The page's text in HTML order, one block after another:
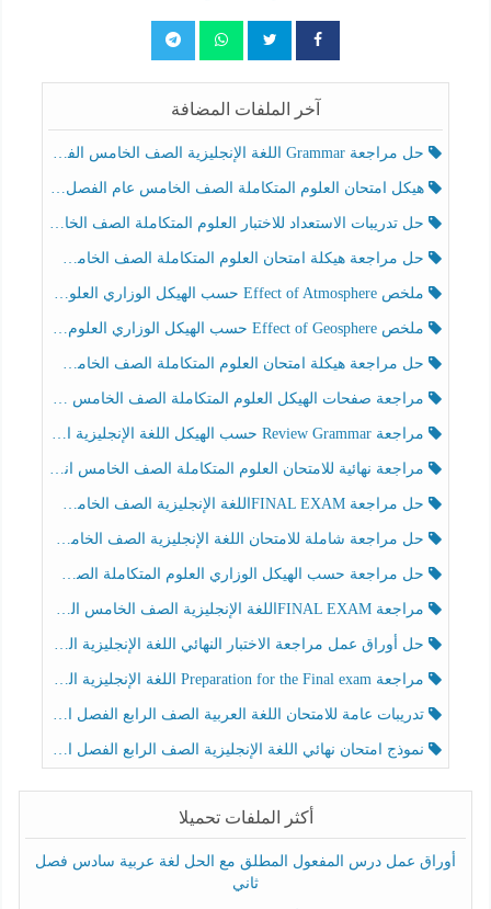
آخر الملفات المضافة
حل مراجعة Grammar اللغة الإنجليزية الصف الخامس الفصل الثالث
هيكل امتحان العلوم المتكاملة الصف الخامس عام الفصل الدراسي الثالث 2025-2026
حل تدريبات الاستعداد للاختبار العلوم المتكاملة الصف الخامس عام الفصل الثالث
حل مراجعة هيكلة امتحان العلوم المتكاملة الصف الخامس انسبير الفصل الثالث
ملخص Effect of Atmosphere حسب الهيكل الوزاري العلوم المتكاملة الصف الخامس انسبير الفصل الثالث
ملخص Effect of Geosphere حسب الهيكل الوزاري العلوم المتكاملة الصف الخامس انسبير الفصل الثالث
حل مراجعة هيكلة امتحان العلوم المتكاملة الصف الخامس عام الفصل الثالث
مراجعة صفحات الهيكل العلوم المتكاملة الصف الخامس انسبير الفصل الثالث
مراجعة Review Grammar حسب الهيكل اللغة الإنجليزية الصف الخامس الفصل الثالث
مراجعة نهائية للامتحان العلوم المتكاملة الصف الخامس انسبير الفصل الثالث
حل مراجعة FINAL EXAMاللغة الإنجليزية الصف الخامس الفصل الثالث
حل مراجعة شاملة للامتحان اللغة الإنجليزية الصف الخامس الفصل الثالث
حل مراجعة حسب الهيكل الوزاري العلوم المتكاملة الصف الخامس عام الفصل الثالث
مراجعة FINAL EXAMاللغة الإنجليزية الصف الخامس الفصل الثالث
حل أوراق عمل مراجعة الاختبار النهائي اللغة الإنجليزية الصف الرابع الفصل الثالث
مراجعة Preparation for the Final exam اللغة الإنجليزية الصف الرابع الفصل الثالث
تدريبات عامة للامتحان اللغة العربية الصف الرابع الفصل الثالث
نموذج امتحان نهائي اللغة الإنجليزية الصف الرابع الفصل الثالث
أكثر الملفات تحميلا
أوراق عمل درس المفعول المطلق مع الحل لغة عربية سادس فصل
ثاني